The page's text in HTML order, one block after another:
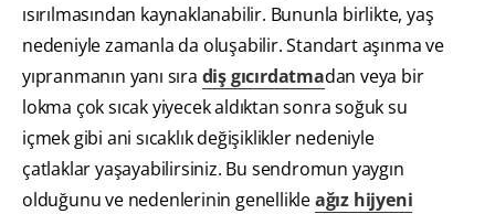
ısırılmasından kaynaklanabilir. Bununla birlikte, yaş
nedeniyle zamanla da oluşabilir. Standart aşınma ve
yıpranmanın yanı sıra diş gıcırdatmadan veya bir
lokma çok sıcak yiyecek aldıktan sonra soğuk su
içmek gibi ani sıcaklık değişiklikler nedeniyle
çatlaklar yaşayabilirsiniz. Bu sendromun yaygın
olduğunu ve nedenlerinin genellikleağız hijyeni